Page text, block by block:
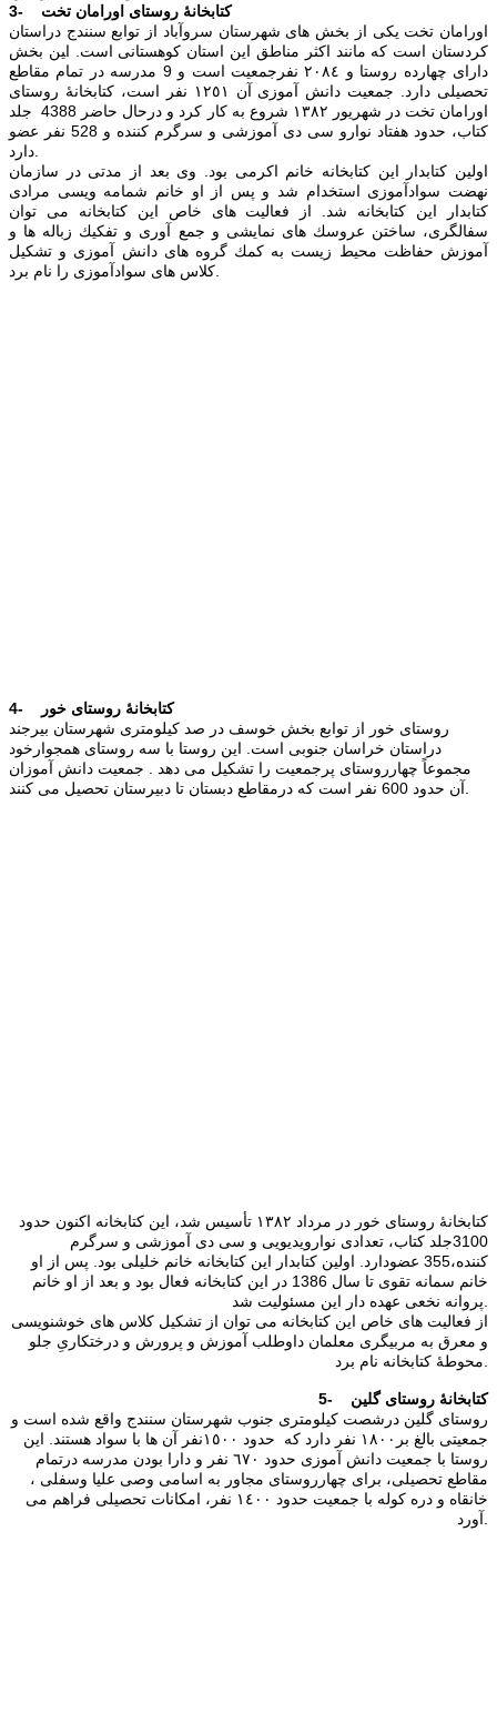
3- کتابخانۀ روستای اورامان تخت
اورامان تخت یكی از بخش های شهرستان سروآباد از توابع سنندج دراستان
كردستان است كه مانند اكثر مناطق این استان كوهستانی است. ا‍ین بخش
دارای چهارده روستا و ٢٠٨٤ نفرجمعیت است و 9 مدرسه در تمام مقاطع
تحصیلی دارد. جمعیت دانش آموزی آن ١٢٥١ نفر است، كتابخانۀ روستای
اورامان تخت در شهريور ١٣٨٢ شروع به كار كرد و درحال حاضر 4388 جلد
كتاب، حدود هفتاد نوارو سی دی آموزشی و سرگرم كننده و 528 نفر عضو
اولین كتابدار این كتابخانه خانم اکرمی بود. وی بعد از مدتی در سازمان
نهضت سوادآموزی استخدام شد و پس از او خانم شمامه ویسی مرادی
کتابدار این کتابخانه شد. از فعالیت های خاص این کتابخانه می توان
سفالگری، ساختن عروسك های نمایشی و جمع آوری و تفكیك زباله ها و
آموزش حفاظت محیط زیست به كمك گروه های دانش آموزی و تشكیل
4- کتابخانۀ روستای خور
روستای خور از توابع بخش خوسف در صد كیلومتری شهرستان بیرجند
دراستان خراسان جنوبی است. این روستا با سه روستای همجوارخود
مجموعاً چهارروستای پرجمعیت را تشكیل می دهد . جمعیت دانش آموزان
كتابخانۀ روستای خور در مرداد ١٣٨٢ تأسیس شد،‌ این كتابخانه اكنون حدود
3100جلد كتاب، تعدادی نوارویدیویی و سی دی آموزشی و سرگرم
كننده،355 عضودارد. اولین کتابدار این کتابخانه خانم خلیلی بود. پس از او
خانم سمانه تقوی تا سال 1386 در این کتابخانه فعال بود و بعد از او خانم
از فعالیت های خاص این كتابخانه می توان از تشكیل كلاس های خوشنویسی
و معرق به مربیگری معلمان داوطلب آموزش و پرورش و درختكاریِ جلو
5- کتابخانۀ روستای گلین
روستای گلین درشصت كیلومتری جنوب شهرستان سنندج واقع شده است و
جمعیتی بالغ بر١٨٠٠ نفر دارد که حدود ١٥٠٠نفر آن ها با سواد هستند. این
روستا با جمعیت دانش آموزی حدود ٦٧٠ نفر و دارا بودن مدرسه درتمام
مقاطع تحصیلی، برای چهارروستای مجاور به اسامی وصی علیا وسفلی ،
خانقاه و دره كوله با جمعیت حدود ١٤٠٠ نفر، امكانات تحصیلی فراهم می